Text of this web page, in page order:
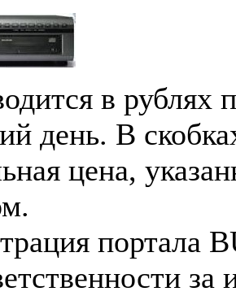
в рублях
день. В
цена,
портала